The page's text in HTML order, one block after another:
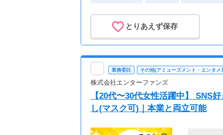
とりあえず保存
業務委託 その他(アミューズメント・エンタメ
株式会社エンターファンズ
【20代〜30代女性活躍中】 SNS
し(マスク可)｜本業と両立可能